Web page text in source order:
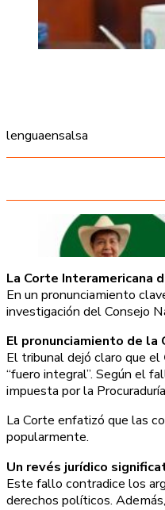
lenguaensalsa
La Corte Interamericana
En un pronunciamiento
investigación del Consejo
El pronunciamiento de la
El tribunal dejó claro que el
“fuero integral”. Según el
impuesta por la
La Corte enfatizó que las
popularmente.
Un revés jurídico
Este fallo contradice los
derechos políticos.